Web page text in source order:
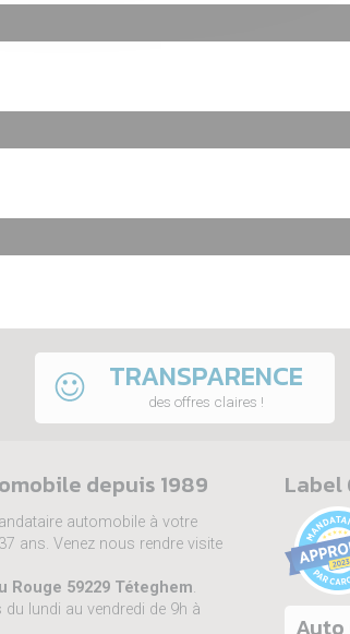
TRANSPARENCE
des offres claires !
depuis 1989
automobile à votre
ans. Venez nous rendre visite
Rouge 59229 Téteghem.
lundi au vendredi de 9h à
Label